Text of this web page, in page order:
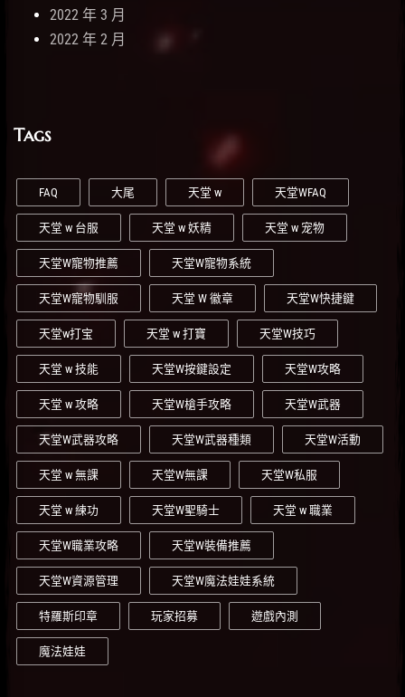
2022 年 3 月
2022 年 2 月
Tags
FAQ 大尾 天堂 w 天堂WFAQ
天堂 w 台服 天堂 w 妖精 天堂 w 宠物
天堂W寵物推薦 天堂W寵物系統
天堂W寵物馴服 天堂 W 徽章 天堂W快捷鍵
天堂w打宝 天堂 w 打寶 天堂W技巧
天堂 w 技能 天堂W按鍵設定 天堂W攻略
天堂 w 攻略 天堂W槍手攻略 天堂W武器
天堂W武器攻略 天堂W武器種類 天堂W活動
天堂 w 無課 天堂W無課 天堂W私服
天堂 w 練功 天堂W聖騎士 天堂 w 職業
天堂W職業攻略 天堂W裝備推薦
天堂W資源管理 天堂W魔法娃娃系統
特羅斯印章 玩家招募 遊戲內測
魔法娃娃